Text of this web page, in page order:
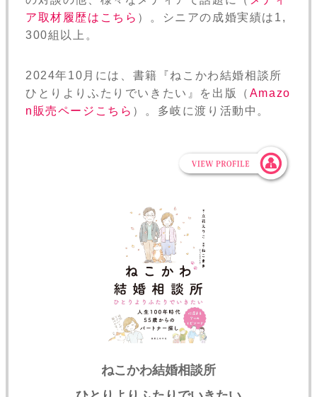
ア取材履歴はこちら ）。シニアの成婚実績は1,
300組以上。
2024年10月には、書籍『ねこかわ結婚相談所
ひとりよりふたりでいきたい』を出版（ Amazo
n販売ページこちら ）。多岐に渡り活動中。
ねこかわ結婚相談所